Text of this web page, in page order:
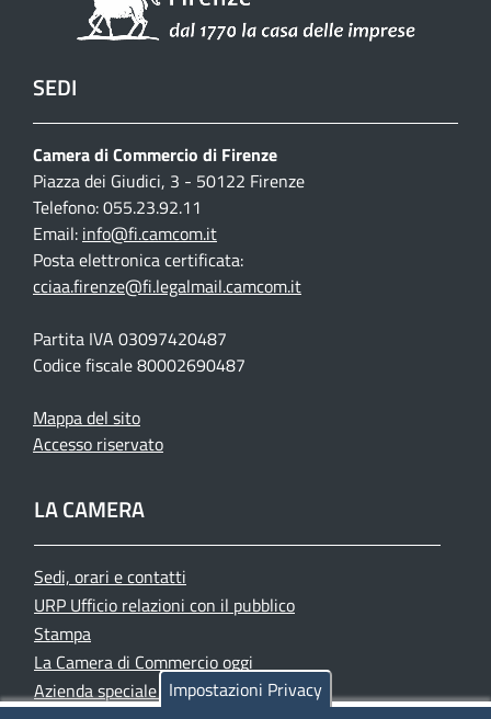
SEDI
Camera di Commercio di Firenze
Piazza dei Giudici, 3 - 50122 Firenze
Telefono: 055.23.92.11
Email: info@fi.camcom.it
Posta elettronica certificata:
cciaa.firenze@fi.legalmail.camcom.it
Partita IVA 03097420487
Codice fiscale 80002690487
Mappa del sito
Accesso riservato
LA CAMERA
Sedi, orari e contatti
URP Ufficio relazioni con il pubblico
Stampa
La Camera di Commercio oggi
Azienda speciale PromoFirenze
Impostazioni Privacy